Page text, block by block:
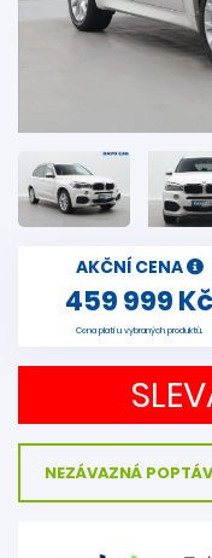
AKČNÍ CENA
459 999 Kč
Cena platí u vybraných produktů.
NEZÁVAZNÁ